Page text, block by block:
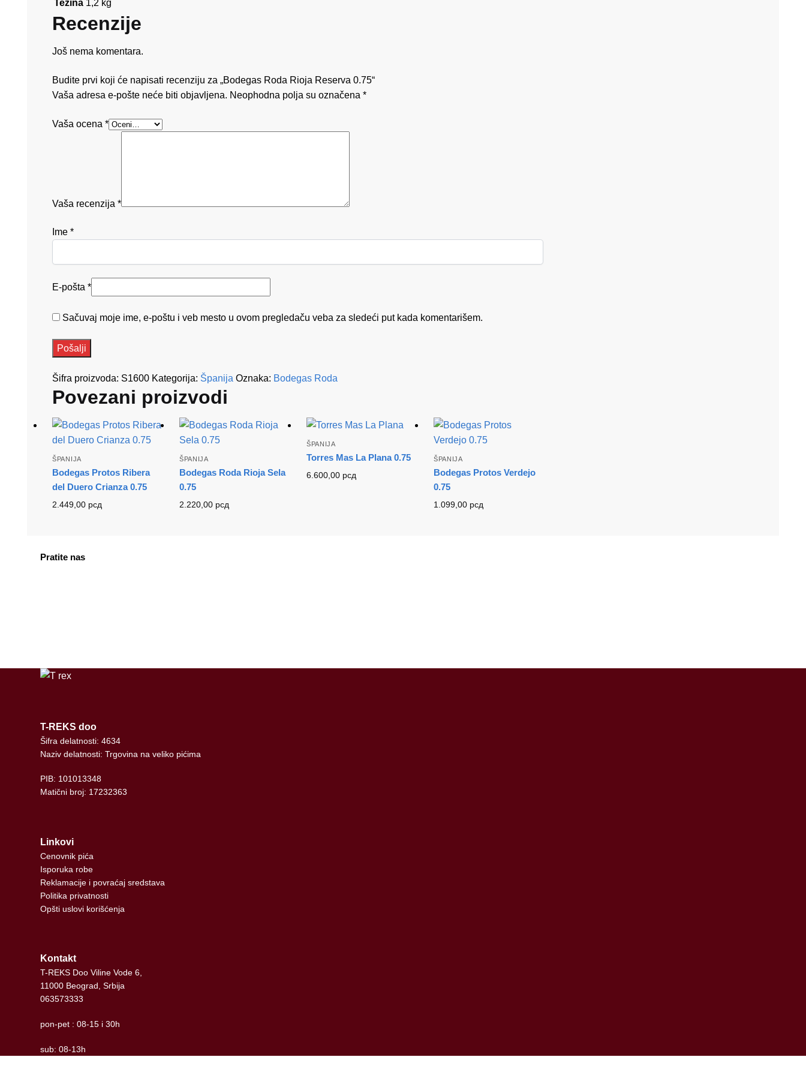
Težina 1,2 kg
Recenzije
Još nema komentara.
Budite prvi koji će napisati recenziju za „Bodegas Roda Rioja Reserva 0.75“
Vaša adresa e-pošte neće biti objavljena. Neophodna polja su označena *
Vaša ocena *
Vaša recenzija *
Ime *
E-pošta *
Sačuvaj moje ime, e-poštu i veb mesto u ovom pregledaču veba za sledeći put kada komentarišem.
Šifra proizvoda: S1600 Kategorija: Španija Oznaka: Bodegas Roda
Povezani proizvodi
ŠPANIJA
Bodegas Protos Ribera
del Duero Crianza 0.75
2.449,00 рсд
ŠPANIJA
Bodegas Roda Rioja Sela
0.75
2.220,00 рсд
ŠPANIJA
Torres Mas La Plana 0.75
6.600,00 рсд
ŠPANIJA
Bodegas Protos Verdejo
0.75
1.099,00 рсд
Pratite nas
T-REKS doo
Šifra delatnosti: 4634
Naziv delatnosti: Trgovina na veliko pićima
PIB: 101013348
Matični broj: 17232363
Linkovi
Cenovnik pića
Isporuka robe
Reklamacije i povraćaj sredstava
Politika privatnosti
Opšti uslovi korišćenja
Kontakt
T-REKS Doo Viline Vode 6,
11000 Beograd, Srbija
063573333
pon-pet : 08-15 i 30h
sub: 08-13h